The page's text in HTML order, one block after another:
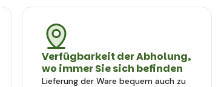
Verfügbarkeit der Abholung,
wo immer Sie sich befinden
Lieferung der Ware bequem auch zu